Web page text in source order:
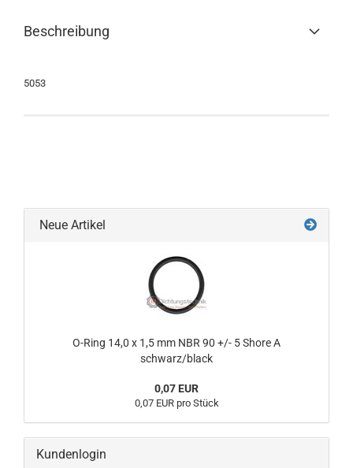
Beschreibung
5053
Neue Artikel
O-Ring 14,0 x 1,5 mm NBR 90 +/- 5 Shore A
schwarz/black
0,07 EUR
0,07 EUR pro Stück
Kundenlogin